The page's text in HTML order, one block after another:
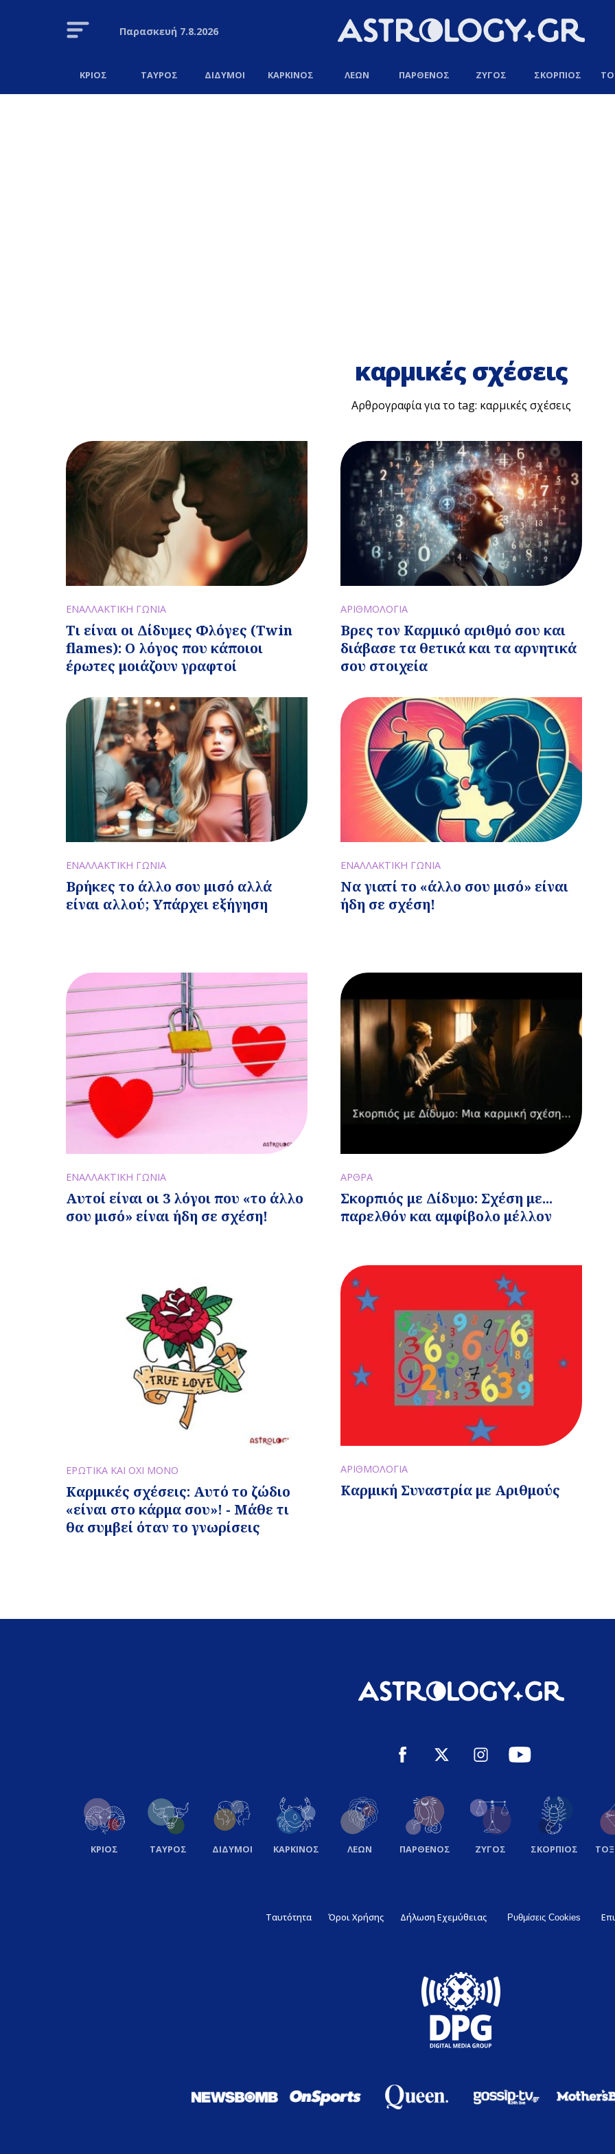
Παρασκευή7.8.2026
ΚΡΙΟΣ ΤΑΥΡΟΣ ΔΙΔΥΜΟΙ ΚΑΡΚΙΝΟΣ ΛΕΩΝ ΠΑΡΘΕΝΟΣ ΖΥΓΟΣ ΣΚΟΡΠΙΟΣ
καρμικές σχέσεις
Αρθρογραφία για το tag: καρμικές σχέσεις
ΕΝΑΛΛΑΚΤΙΚΗ ΓΩΝΙΑ
Τι είναι οι Δίδυμες Φλόγες (Twin
flames): Ο λόγος που κάποιοι
έρωτες μοιάζουν γραφτοί
ΑΡΙΘΜΟΛΟΓΙΑ
Βρες τον Καρμικό αριθμό σου και
διάβασε τα θετικά και τα αρνητικά
σου στοιχεία
ΕΝΑΛΛΑΚΤΙΚΗ ΓΩΝΙΑ
Βρήκες το άλλο σου μισό αλλά
είναι αλλού; Υπάρχει εξήγηση
ΕΝΑΛΛΑΚΤΙΚΗ ΓΩΝΙΑ
Να γιατί το «άλλο σου μισό» είναι
ήδη σε σχέση!
ΕΝΑΛΛΑΚΤΙΚΗ ΓΩΝΙΑ
Αυτοί είναι οι 3 λόγοι που «το άλλο
σου μισό» είναι ήδη σε σχέση!
ΑΡΘΡΑ
Σκορπιός με Δίδυμο: Σχέση με...
παρελθόν και αμφίβολο μέλλον
ΕΡΩΤΙΚΑ ΚΑΙ ΟΧΙ ΜΟΝΟ
Καρμικές σχέσεις: Αυτό το ζώδιο
«είναι στο κάρμα σου»! - Μάθε τι
θα συμβεί όταν το γνωρίσεις
ΑΡΙΘΜΟΛΟΓΙΑ
Καρμική Συναστρία με Αριθμούς
ΚΡΙΟΣ ΤΑΥΡΟΣ ΔΙΔΥΜΟΙ ΚΑΡΚΙΝΟΣ ΛΕΩΝ ΠΑΡΘΕΝΟΣ ΖΥΓΟΣ ΣΚΟΡΠΙΟΣ
Ταυτότητα Όροι Χρήσης Δήλωση Εχεμύθειας Ρυθμίσεις Cookies